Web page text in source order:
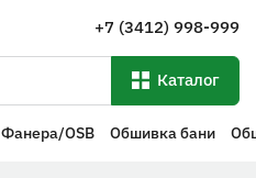
+7 (3412) 998-999
Каталог
Фанера/OSB Обшивка бани